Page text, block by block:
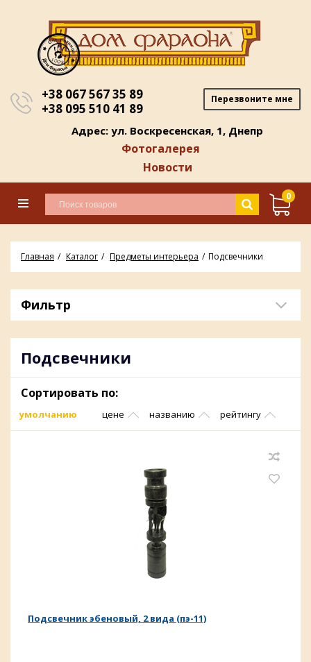
+38 067 567 35 89
+38 095 510 41 89
Перезвоните мне
Адрес: ул. Воскресенская, 1, Днепр
Фотогалерея
Новости
0
Главная Каталог Предметы интерьера Подсвечники
Фильтр
Подсвечники
Сортировать по:
умолчанию цене названию рейтингу
Подсвечник эбеновый, 2 вида (пэ-11)